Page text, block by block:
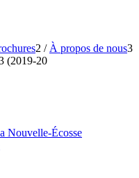
2 / À propos de nous3
(2019-20
Nouvelle-Écosse